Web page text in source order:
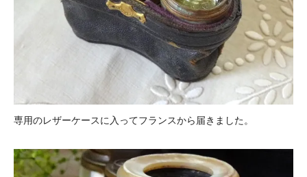
専用のレザーケースに入ってフランスから届きました。